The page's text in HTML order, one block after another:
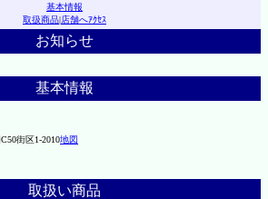
基本情報
取扱商品|店舗へｱｸｾｽ
お知らせ
基本情報
街区1-2010地図
取扱い商品